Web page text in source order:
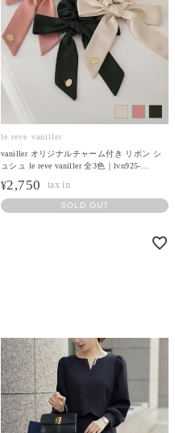
le reve vaniller
vaniller オリジナルチャーム付き リボン シ
ュシュ le reve vaniller 全3色｜lvn925-
¥2,750
SOLD OUT